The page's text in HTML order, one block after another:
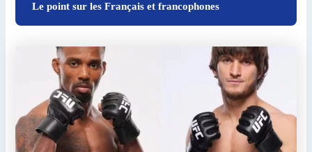
Le point sur les Français et francophones